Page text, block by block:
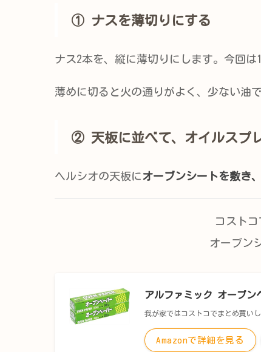
① ナスを薄切りにする
ナス2本を、縦に薄切りにします。今回は
薄めに切ると火の通りがよく、少ない油
② 天板に並べて、オイルスプ
ヘルシオの天板に オーブンシートを敷き
コスト
オーブン
アルファミック オーブ
我が家ではコストコでまとめ買い
Amazonで詳細を見る